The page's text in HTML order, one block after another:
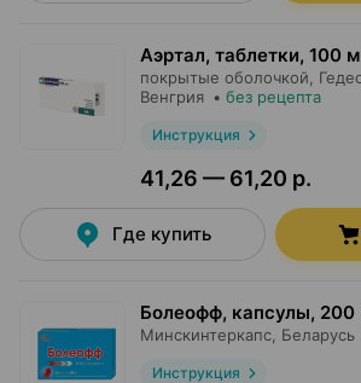
Аэртал, таблетки, 100
покрытые оболочкой,
Венгрия • без рецепта
Инструкция
41,26 — 61,20 р.
Где купить
Болеофф, капсулы, 200
Минскинтеркапс , Беларусь
Инструкция